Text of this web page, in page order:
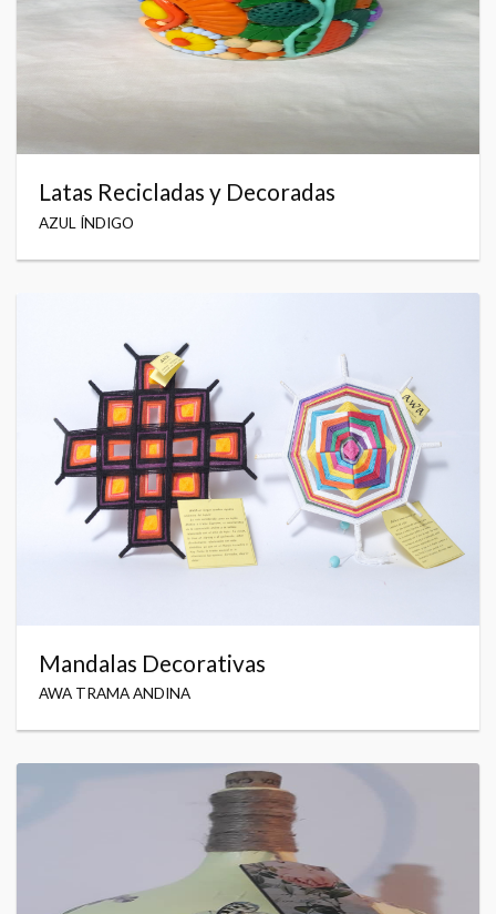
Latas Recicladas y Decoradas
AZUL ÍNDIGO
Mandalas Decorativas
AWA TRAMA ANDINA